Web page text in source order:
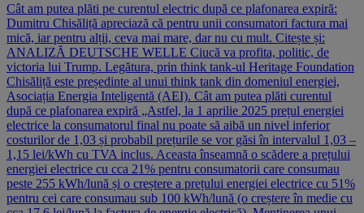
Cât am putea plăti pe curentul electric după ce plafonarea expiră:
Dumitru Chisăliță apreciază că pentru unii consumatori factura mai
mică, iar pentru alții, ceva mai mare, dar nu cu mult. Citește și:
ANALIZĂ DEUTSCHE WELLE Ciucă va profita, politic, de
victoria lui Trump. Legătura, prin think tank-ul Heritage Foundation
Chisăliță este președinte al unui think tank din domeniul energiei,
Asociația Energia Inteligentă (AEI). Cât am putea plăti curentul
după ce plafonarea expiră „Astfel, la 1 aprilie 2025 prețul energiei
electrice la consumatorul final nu poate să aibă un nivel inferior
costurilor de 1,03 și probabil prețurile se vor găsi în intervalul 1,03 –
1,15 lei/kWh cu TVA inclus. Aceasta înseamnă o scădere a prețului
energiei electrice cu cca 21% pentru consumatorii care consumau
peste 255 kWh/lună și o creștere a prețului energiei electrice cu 51%
pentru cei care consumau sub 100 kWh/lună (o creștere în medie cu